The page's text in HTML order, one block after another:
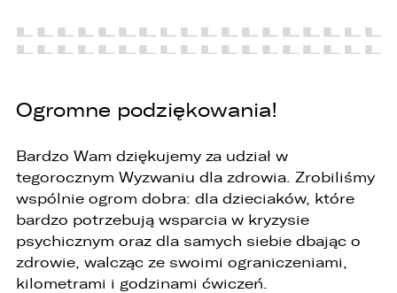
Ogromne podziękowania!
Bardzo Wam dziękujemy za udział w
tegorocznym Wyzwaniu dla zdrowia. Zrobiliśmy
wspólnie ogrom dobra: dla dzieciaków, które
bardzo potrzebują wsparcia w kryzysie
psychicznym oraz dla samych siebie dbając o
zdrowie, walcząc ze swoimi ograniczeniami,
kilometrami i godzinami ćwiczeń.
W porównywarce mogą znajdować się
jednocześnie trzy samochody.
Audi Q7 45 TDI quattro.
ZASTĄP
Wybierz gdzie chcesz udostępnić ofertę.
FACEBOOK
WHATSAPP